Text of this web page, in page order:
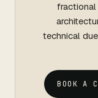
technical
BOOK A